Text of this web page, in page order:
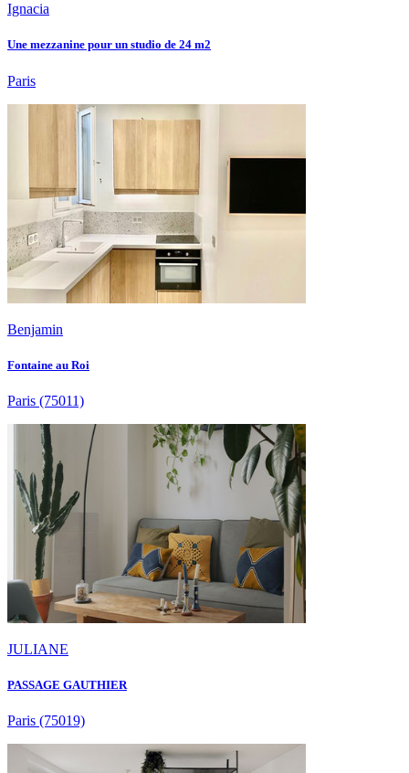
Ignacia
Une mezzanine pour un studio de 24 m2
Paris
Benjamin
Fontaine au Roi
Paris (75011)
JULIANE
PASSAGE GAUTHIER
Paris (75019)